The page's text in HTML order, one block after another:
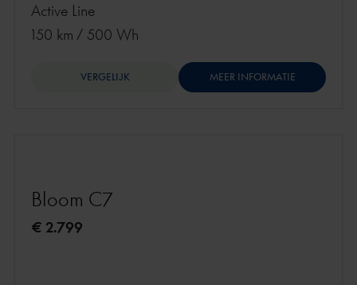
Active Line
150 km / 500 Wh
VERGELIJK MEER INFORMATIE
Bloom C7
€ 2.799